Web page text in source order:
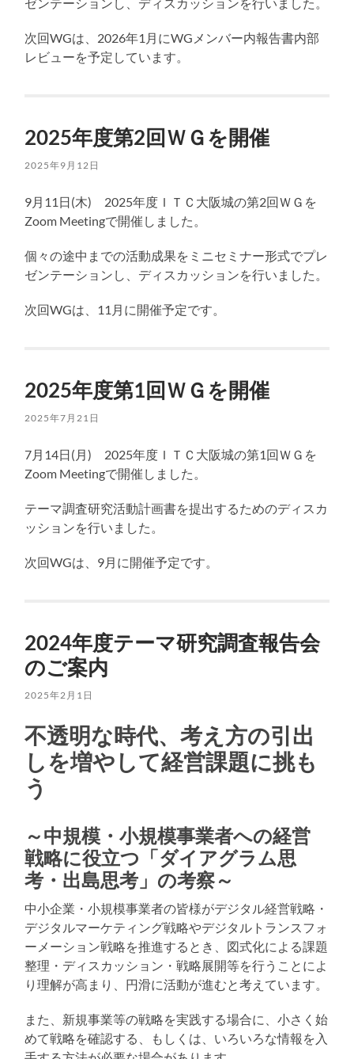
次回WGは、2026年1月にWGメンバー内報告書内部
レビューを予定しています。
2025年度第2回ＷＧを開催
2025年9月12日
9月11日(木) 2025年度ＩＴＣ大阪城の第2回ＷＧを
Zoom Meetingで開催しました。
個々の途中までの活動成果をミニセミナー形式でプレ
ゼンテーションし、ディスカッションを行いました。
次回WGは、11月に開催予定です。
2025年度第1回ＷＧを開催
2025年7月21日
7月14日(月) 2025年度ＩＴＣ大阪城の第1回ＷＧを
Zoom Meetingで開催しました。
テーマ調査研究活動計画書を提出するためのディスカ
ッションを行いました。
次回WGは、9月に開催予定です。
2024年度テーマ研究調査報告会
のご案内
2025年2月1日
不透明な時代、考え方の引出
しを増やして経営課題に挑も
う
～中規模・小規模事業者への経営
戦略に役立つ「ダイアグラム思
考・出島思考」の考察～
中小企業・小規模事業者の皆様がデジタル経営戦略・
デジタルマーケティング戦略やデジタルトランスフォ
ーメーション戦略を推進するとき、図式化による課題
整理・ディスカッション・戦略展開等を行うことによ
り理解が高まり、円滑に活動が進むと考えています。
また、新規事業等の戦略を実践する場合に、小さく始
めて戦略を確認する、もしくは、いろいろな情報を入